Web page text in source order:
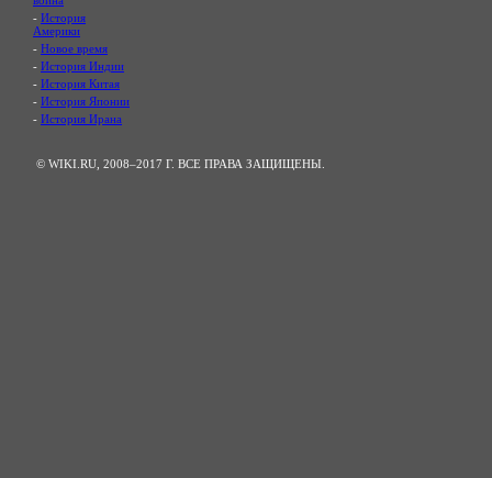
- История
Америки
- Новое время
- История Индии
- История Китая
- История Японии
- История Ирана
© WIKI.RU, 2008–2017 Г. ВСЕ ПРАВА ЗАЩИЩЕНЫ.